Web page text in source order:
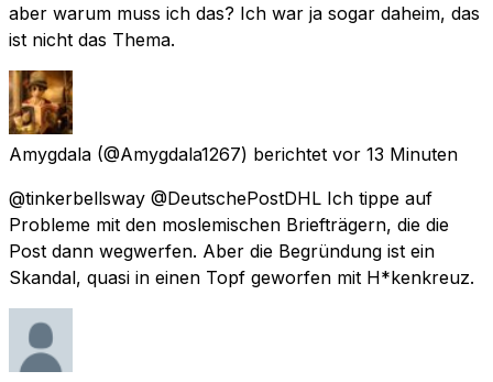
aber warum muss ich das? Ich war ja sogar daheim, das
ist nicht das Thema.
Amygdala (@Amygdala1267) berichtet vor 13 Minuten
@tinkerbellsway @DeutschePostDHL Ich tippe auf
Probleme mit den moslemischen Briefträgern, die die
Post dann wegwerfen. Aber die Begründung ist ein
Skandal, quasi in einen Topf geworfen mit H*kenkreuz.